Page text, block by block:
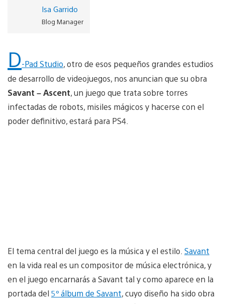
Isa Garrido
Blog Manager
D-Pad Studio, otro de esos pequeños grandes estudios
de desarrollo de videojuegos, nos anuncian que su obra
Savant – Ascent, un juego que trata sobre torres
infectadas de robots, misiles mágicos y hacerse con el
poder definitivo, estará para PS4.
El tema central del juego es la música y el estilo. Savant
en la vida real es un compositor de música electrónica, y
en el juego encarnarás a Savant tal y como aparece en la
portada del 5º álbum de Savant, cuyo diseño ha sido obra